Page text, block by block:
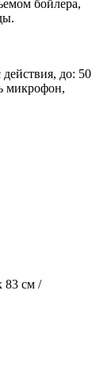
бойлера,
до: 50
микрофон,
83 см /